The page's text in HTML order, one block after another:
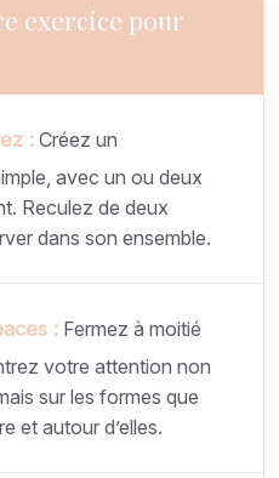
exercice pour
: Créez un
avec un ou deux
Reculez de deux
dans son ensemble.
: Fermez à moitié
votre attention non
sur les formes que
et autour d’elles.